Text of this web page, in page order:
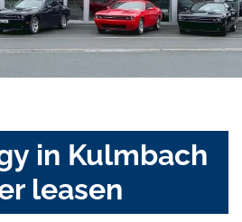
in Kulmbach
leasen